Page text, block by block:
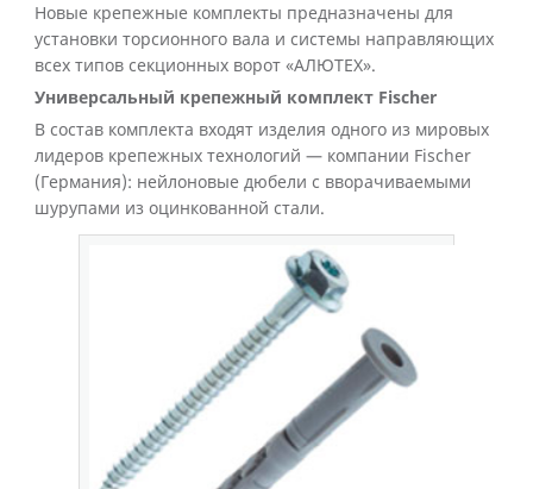
Новые крепежные комплекты предназначены для
установки торсионного вала и системы направляющих
всех типов секционных ворот «АЛЮТЕХ».
Универсальный крепежный комплект Fischer
В состав комплекта входят изделия одного из мировых
лидеров крепежных технологий — компании Fischer
(Германия): нейлоновые дюбели с вворачиваемыми
шурупами из оцинкованной стали.